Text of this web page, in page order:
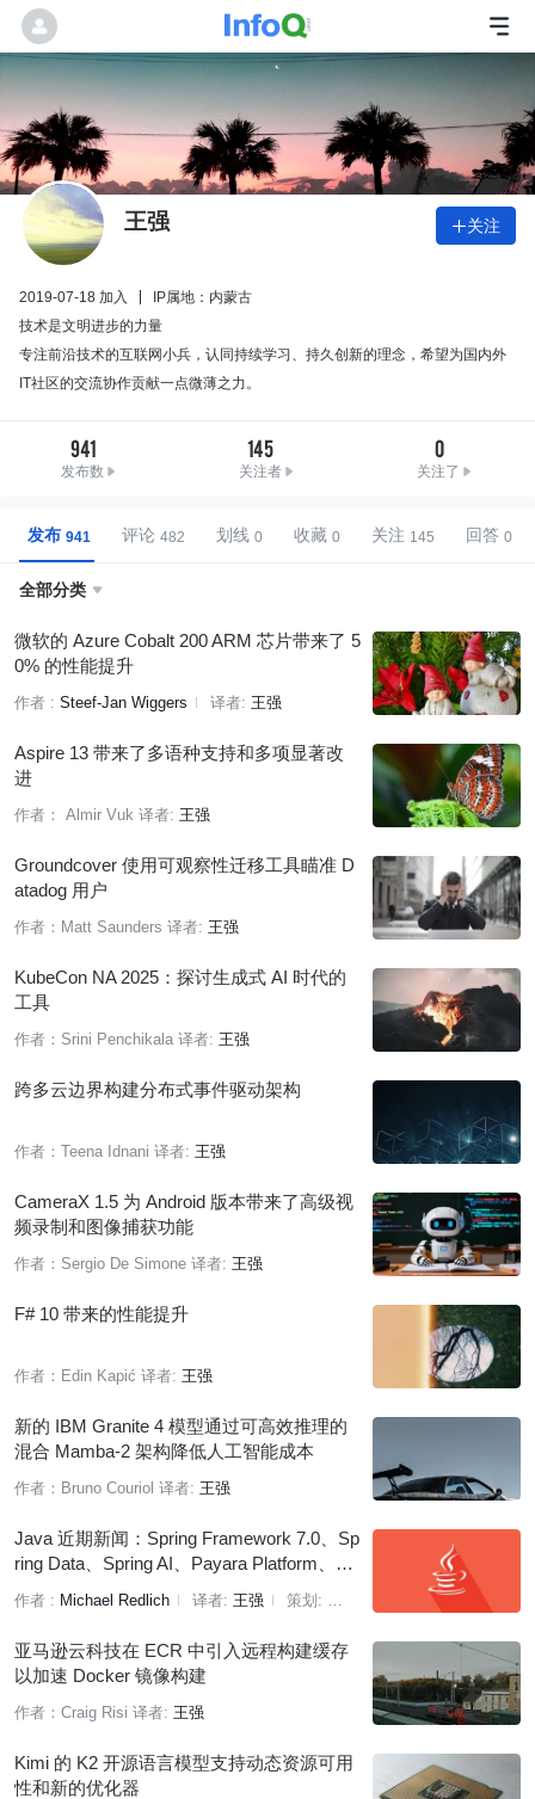
王强 关注
2019-07-18 加入
IP属地：内蒙古
技术是文明进步的力量
专注前沿技术的互联网小兵，认同持续学习、持久创新的理念，希望为国内外
IT社区的交流协作贡献一点微薄之力。
941
发布数
145
关注者
0
关注了
发布 评论 划线 收藏 关注 回答
全部分类 
微软的 Azure Cobalt 200 ARM 芯片带来了 5
0% 的性能提升
作者 : Steef-Jan Wiggers 译者: 王强
Aspire 13 带来了多语种支持和多项显著改
进
作者： Almir Vuk 译者: 王强
Groundcover 使用可观察性迁移工具瞄准 D
atadog 用户
作者：Matt Saunders 译者: 王强
KubeCon NA 2025：探讨生成式 AI 时代的
工具
作者：Srini Penchikala 译者: 王强
跨多云边界构建分布式事件驱动架构
作者：Teena Idnani 译者: 王强
CameraX 1.5 为 Android 版本带来了高级视
频录制和图像捕获功能
作者：Sergio De Simone 译者: 王强
F# 10 带来的性能提升
作者：Edin Kapić 译者: 王强
新的 IBM Granite 4 模型通过可高效推理的
混合 Mamba-2 架构降低人工智能成本
作者：Bruno Couriol 译者: 王强
Java 近期新闻：Spring Framework 7.0、Sp
ring Data、Spring AI、Payara Platform、Op
enJDK、JobRunr
作者 : Michael Redlich 译者: 王强
策划:
亚马逊云科技在 ECR 中引入远程构建缓存
以加速 Docker 镜像构建
作者：Craig Risi 译者: 王强
Kimi 的 K2 开源语言模型支持动态资源可用
性和新的优化器